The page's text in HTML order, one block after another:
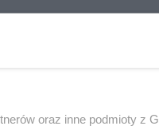
oraz inne podmioty z